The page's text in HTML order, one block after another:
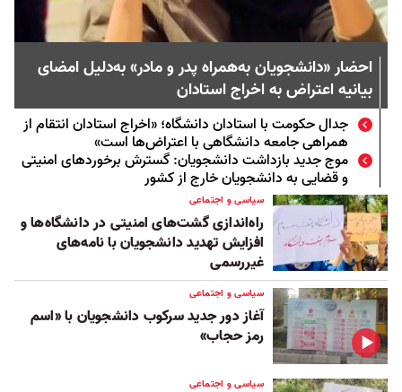
احضار «دانشجویان به‌همراه پدر و مادر» به‌دلیل امضای
بیانیه اعتراض به اخراج استادان ‏
جدال حکومت با استادان دانشگاه؛ «اخراج استادان انتقام از
همراهی جامعه دانشگاهی با اعتراض‌ها است»
موج جدید بازداشت دانشجویان: گسترش برخوردهای امنیتی
و قضایی به دانشجویان خارج از کشور
سیاسی و اجتماعی
راه‌اندازی گشت‌های امنیتی در دانشگاه‌ها و
افزایش تهدید دانشجویان با نامه‌های
غیررسمی
سیاسی و اجتماعی
آغاز دور جدید سرکوب دانشجویان با «اسم
رمز حجاب»‏
سیاسی و اجتماعی